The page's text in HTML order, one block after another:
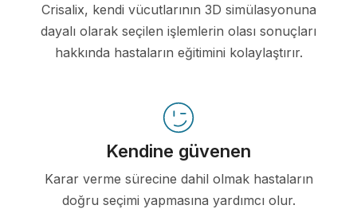
Crisalix, kendi vücutlarının 3D simülasyonuna
dayalı olarak seçilen işlemlerin olası sonuçları
hakkında hastaların eğitimini kolaylaştırır.
Kendine güvenen
Karar verme sürecine dahil olmak hastaların
doğru seçimi yapmasına yardımcı olur.